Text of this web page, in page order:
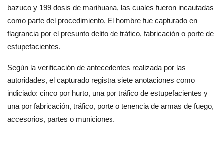
bazuco y 199 dosis de marihuana, las cuales fueron incautadas
como parte del procedimiento. El hombre fue capturado en
flagrancia por el presunto delito de tráfico, fabricación o porte de
estupefacientes.
Según la verificación de antecedentes realizada por las
autoridades, el capturado registra siete anotaciones como
indiciado: cinco por hurto, una por tráfico de estupefacientes y
una por fabricación, tráfico, porte o tenencia de armas de fuego,
accesorios, partes o municiones.